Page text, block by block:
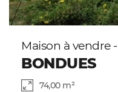
Maison à vendre -
BONDUES
74,00 m²